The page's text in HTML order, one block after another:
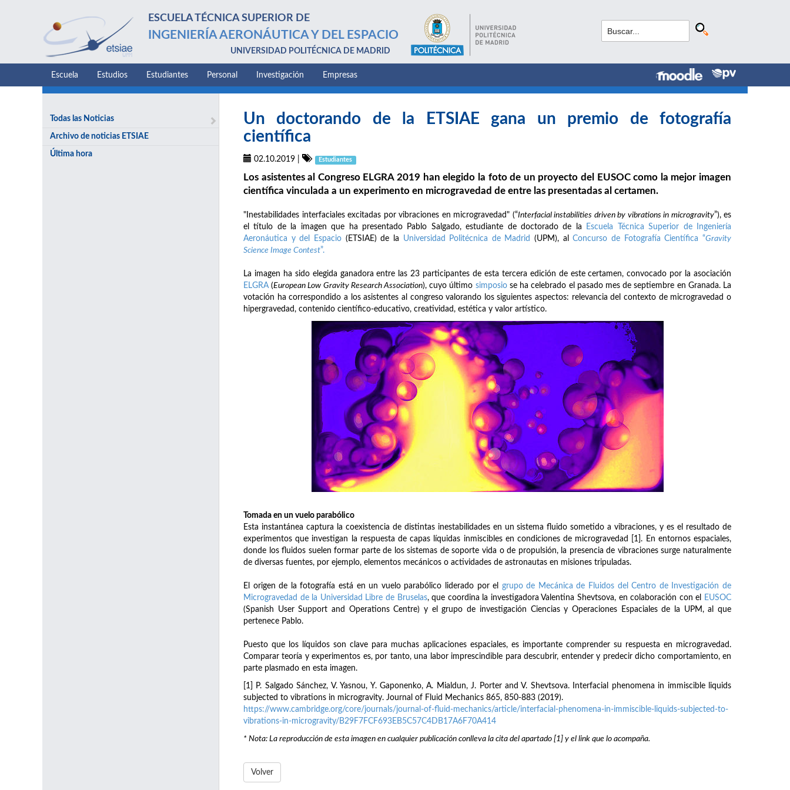
ESCUELA TÉCNICA SUPERIOR DE
INGENIERÍA AERONÁUTICA Y DEL ESPACIO
UNIVERSIDAD POLITÉCNICA DE MADRID
Escuela Estudios Estudiantes Personal Investigación Empresas
Todas las Noticias
Archivo de noticias ETSIAE
Última hora
Un doctorando de la ETSIAE gana un premio de fotografía
científica
02.10.2019 Estudiantes
Los asistentes al Congreso ELGRA 2019 han elegido la foto de un proyecto del EUSOC como la mejor imagen
científica vinculada a un experimento en microgravedad de entre las presentadas al certamen.
"Inestabilidades interfaciales excitadas por vibraciones en microgravedad" (“Interfacial instabilities driven by vibrations in microgravity”), es
el título de la imagen que ha presentado Pablo Salgado, estudiante de doctorado de la
Escuela Técnica Superior de Ingeniería
Aeronáutica y del Espacio(ETSIAE) de la Universidad Politécnica de Madrid (UPM), alConcurso de Fotografía Científica “Gravity
Science Image Contest”.
La imagen ha sido elegida ganadora entre las 23 participantes de esta tercera edición de este certamen, convocado por la asociación
ELGRA (European Low Gravity Research Association), cuyo último simposiose ha celebrado el pasado mes de septiembre en Granada. La
votación ha correspondido a los asistentes al congreso valorando los siguientes aspectos: relevancia del contexto de microgravedad o
hipergravedad, contenido científico-educativo, creatividad, estética y valor artístico.
Tomada en un vuelo parabólico
Esta instantánea captura la coexistencia de distintas inestabilidades en un sistema fluido sometido a vibraciones, y es el resultado de
experimentos que investigan la respuesta de capas líquidas inmiscibles en condiciones de microgravedad [1]. En entornos espaciales,
donde los fluidos suelen formar parte de los sistemas de soporte vida o de propulsión, la presencia de vibraciones surge naturalmente
de diversas fuentes, por ejemplo, elementos mecánicos o actividades de astronautas en misiones tripuladas.
El origen de la fotografía está en un vuelo parabólico liderado por el grupo de Mecánica de Fluidos del Centro de Investigación de
Microgravedad de la Universidad Libre de Bruselas, que coordina la investigadora Valentina Shevtsova, en colaboración con el
EUSOC
(Spanish User Support and Operations Centre) y el grupo de investigación Ciencias y Operaciones Espaciales de la UPM, al que
pertenece Pablo.
Puesto que los líquidos son clave para muchas aplicaciones espaciales, es importante comprender su respuesta en microgravedad.
Comparar teoría y experimentos es, por tanto, una labor imprescindible para descubrir, entender y predecir dicho comportamiento, en
parte plasmado en esta imagen.
[1] P. Salgado Sánchez, V. Yasnou, Y. Gaponenko, A. Mialdun, J. Porter and V. Shevtsova. Interfacial phenomena in immiscible liquids
subjected to vibrations in microgravity. Journal of Fluid Mechanics 865, 850-883 (2019).
https://www.cambridge.org/core/journals/journal-of-fluid-mechanics/article/interfacial-phenomena-in-immiscible-liquids-subjected-to-
vibrations-in-microgravity/B29F7FCF693EB5C57C4DB17A6F70A414
* Nota: La reproducción de esta imagen en cualquier publicación conlleva la cita del apartado [1] y el link que lo acompaña.
Volver